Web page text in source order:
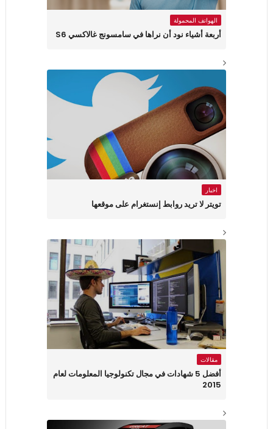
الهواتف المحمولة
أربعة أشياء نود أن نراها في سامسونج غالاكسي S6
اخبار
تويتر لا تريد روابط إنستغرام على موقعها
مقالات
أفضل 5 شهادات في مجال تكنولوجيا المعلومات لعام
2015